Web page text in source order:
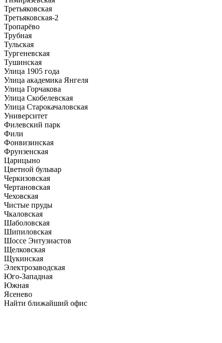
Третьяковская
Третьяковская-2
Тропарёво
Трубная
Тульская
Тургеневская
Тушинская
Улица 1905 года
Улица академика Янгеля
Улица Горчакова
Улица Скобелевская
Улица Старокачаловская
Университет
Филевский парк
Фили
Фонвизинская
Фрунзенская
Царицыно
Цветной бульвар
Черкизовская
Чертановская
Чеховская
Чистые пруды
Чкаловская
Шаболовская
Шипиловская
Шоссе Энтузиастов
Щелковская
Щукинская
Электрозаводская
Юго-Западная
Южная
Ясенево
Найти ближайший офис